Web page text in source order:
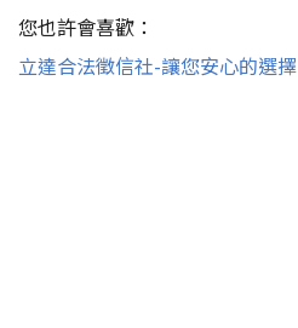
您也許會喜歡：
立達合法徵信社-讓您安心的選擇